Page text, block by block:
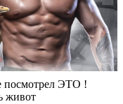
ЭТО !
живот